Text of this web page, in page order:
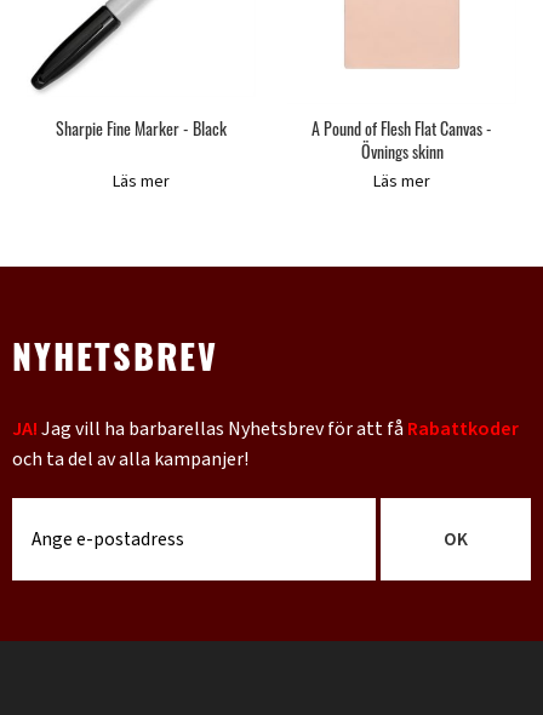
Sharpie Fine Marker - Black
Läs mer
A Pound of Flesh Flat Canvas -
Övnings skinn
Läs mer
NYHETSBREV
JA!Jag vill ha barbarellas Nyhetsbrev för att fåRabattkoder
och ta del av alla kampanjer!
OK